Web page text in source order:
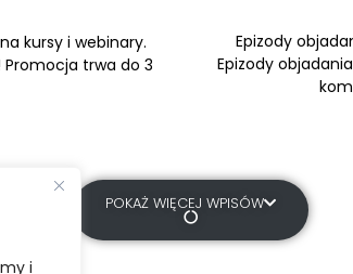
i
kursy i webinary.
Promocja trwa do 3
Epizody
Epizody
POKAŻ WIĘCEJ WPISÓW